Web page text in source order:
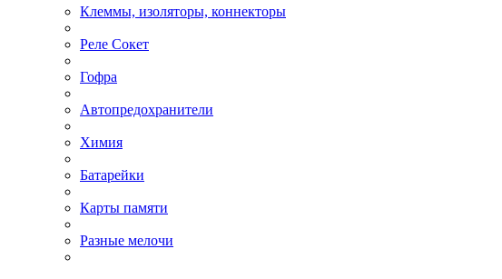
Клеммы, изоляторы, коннекторы
Реле Сокет
Гофра
Автопредохранители
Химия
Батарейки
Карты памяти
Разные мелочи